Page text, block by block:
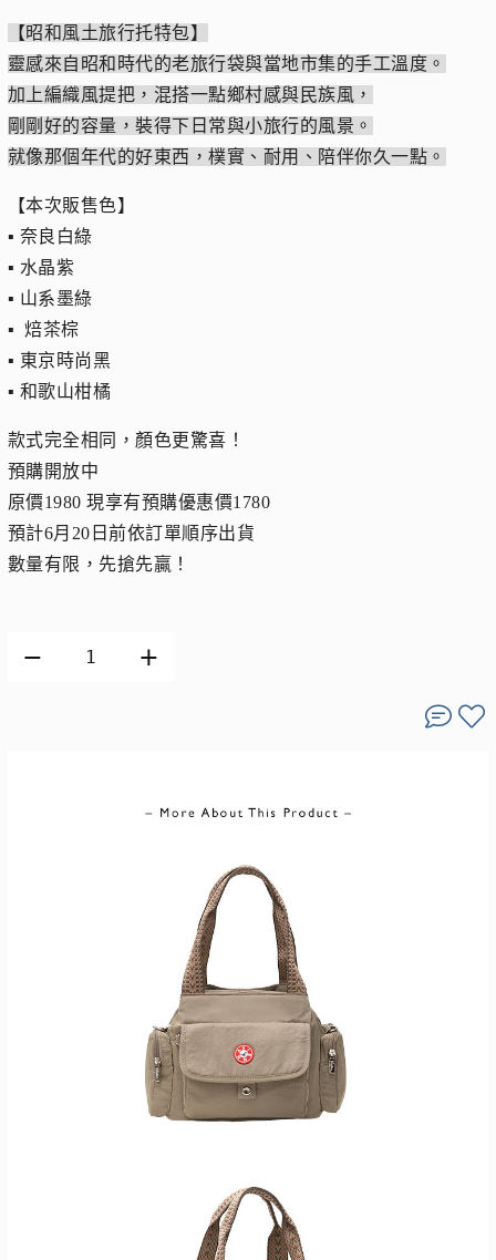
【昭和風土旅行托特包】
靈感來自昭和時代的老旅行袋與當地市集的手工溫度。
加上編織風提把，混搭一點鄉村感與民族風，
剛剛好的容量，裝得下日常與小旅行的風景。
就像那個年代的好東西，樸實、耐用、陪伴你久一點。
【本次販售色】
▪︎ 奈良白綠
▪︎ 水晶紫
▪︎ 山系墨綠
▪︎ 焙茶棕
▪︎ 東京時尚黑
▪︎ 和歌山柑橘
款式完全相同，顏色更驚喜！
預購開放中
原價1980 現享有預購優惠價1780
預計6月20日前依訂單順序出貨
數量有限，先搶先贏！